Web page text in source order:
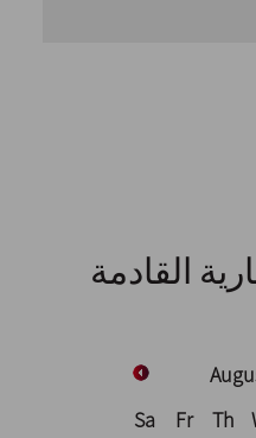
القادمة
Th
Fr
Sa